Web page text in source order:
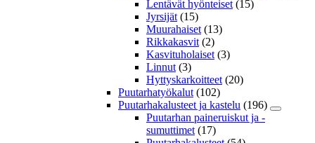
Lentävät hyönteiset (15)
Jyrsijät (15)
Muurahaiset (13)
Rikkakasvit (2)
Kasvituholaiset (3)
Linnut (3)
Hyttyskarkoitteet (20)
Puutarhatyökalut (102)
Puutarhakalusteet ja kastelu (196)
Puutarhan paineruiskut ja -
sumuttimet (17)